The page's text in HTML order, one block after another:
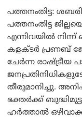
പത്തനംതിട്ട:
പത്തനംതിട്ട
എന്നിവയില്‍ നിന്ന്
കളക്ടര്‍ പ്രണബ്
ചേര്‍ന്ന രാഷ്ട്രീയ
തീരുമാനിച്ചു.
ഭക്തര്‍ക്ക്
ഹര്‍ത്താല്‍